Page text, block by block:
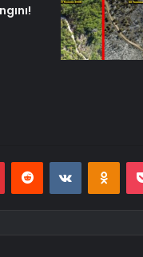
PinterestReddit VKontakte